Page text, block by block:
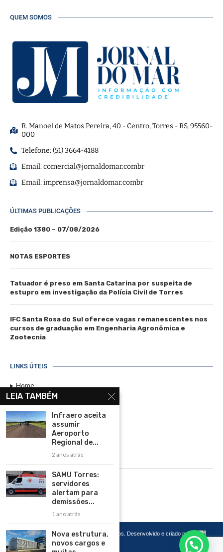
QUEM SOMOS
R. Manoel de Matos Pereira, 40 - Centro, Torres - RS, 95560-
000
Telefone: (51) 3664-4188
Email:comercial@jornaldomar.combr
Email:imprensa@jornaldomar.combr
ÚLTIMAS PUBLICAÇÕES
Edição 1380 – 07/08/2026
NOTAS ESPORTES
Tatuador é preso em Santa Catarina por suspeita de
estupro em investigação da Polícia Civil de Torres
IFC Santa Rosa do Sul oferece vagas remanescentes nos
cursos de graduação em Engenharia Agronômica e
Zootecnia
LINKS ÚTEIS
Home
Assinar
Contato
Política de Privacidade
Rádio Maristela - Ao Vivo
ASSINE
Copyright 2026 – Todos os Direitos Reservados. Desenvolvido e criado por
Cadô
Agência de Marketing
LEIA TAMBÉM
Infraero aceita
assumir
Aeroporto
Regional de...
2 anos atrás
SAMU Torres:
servidores
alertam para
demissões...
1 ano atrás
Nova estrutura,
novos cargos e